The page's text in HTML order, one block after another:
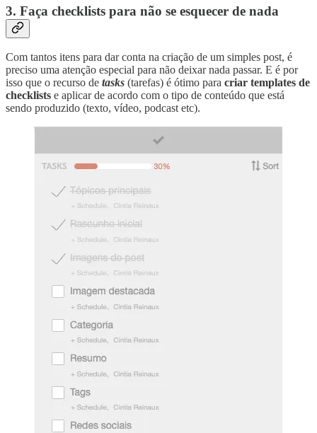
3. Faça checklists para não se esquecer de nada
Com tantos itens para dar conta na criação de um simples post, é
preciso uma atenção especial para não deixar nada passar. E é por
isso que o recurso de tasks (tarefas) é ótimo para criar templates de
checklists e aplicar de acordo com o tipo de conteúdo que está
sendo produzido (texto, vídeo, podcast etc).